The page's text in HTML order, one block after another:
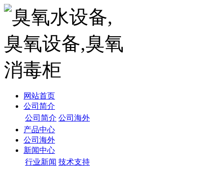
网站首页
公司简介
公司简介 公司海外
产品中心
公司海外
新闻中心
行业新闻 技术支持